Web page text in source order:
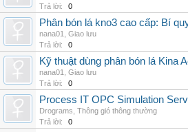
Trả lời:
0
Phân bón lá kno3 cao cấp: Bí
nana01
Giao lưu
Trả lời:
0
Kỹ thuật dùng phân bón lá Kina
nana01
Giao lưu
Trả lời:
0
Process IT OPC Simulation
Drograms Thông gió thông thường
Trả lời:
0